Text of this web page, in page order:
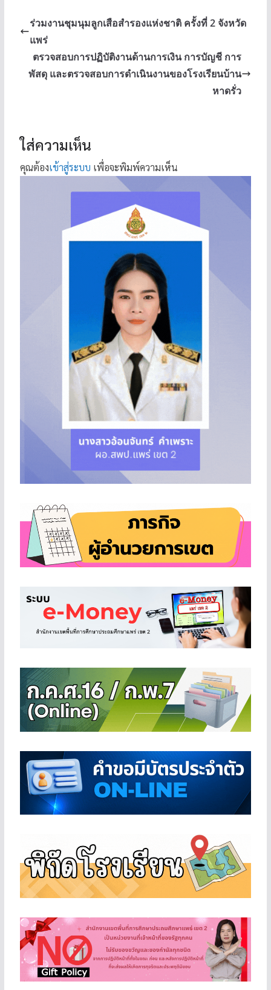
ร่วมงานชุมนุมลูกเสือสำรองแห่งชาติ ครั้งที่ 2 จังหวัด
แพร่
ตรวจสอบการปฏิบัติงานด้านการเงิน การบัญชี การ
พัสดุ และตรวจสอบการดำเนินงานของโรงเรียนบ้าน
หาดรั่ว
ใส่ความเห็น
คุณต้องเข้าสู่ระบบ เพื่อจะพิมพ์ความเห็น